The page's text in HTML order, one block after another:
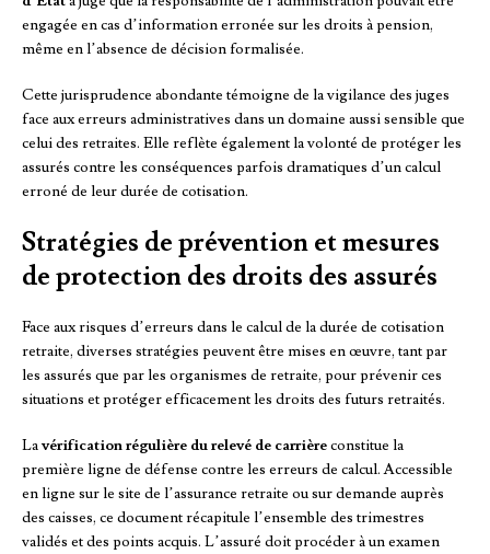
engagée en cas d’information erronée sur les droits à pension,
même en l’absence de décision formalisée.
Cette jurisprudence abondante témoigne de la vigilance des juges
face aux erreurs administratives dans un domaine aussi sensible que
celui des retraites. Elle reflète également la volonté de protéger les
assurés contre les conséquences parfois dramatiques d’un calcul
erroné de leur durée de cotisation.
Stratégies de prévention et mesures
de protection des droits des assurés
Face aux risques d’erreurs dans le calcul de la durée de cotisation
retraite, diverses stratégies peuvent être mises en œuvre, tant par
les assurés que par les organismes de retraite, pour prévenir ces
situations et protéger efficacement les droits des futurs retraités.
Lavérification régulière du relevé de carrièreconstitue la
première ligne de défense contre les erreurs de calcul. Accessible
en ligne sur le site de l’assurance retraite ou sur demande auprès
des caisses, ce document récapitule l’ensemble des trimestres
validés et des points acquis. L’assuré doit procéder à un examen